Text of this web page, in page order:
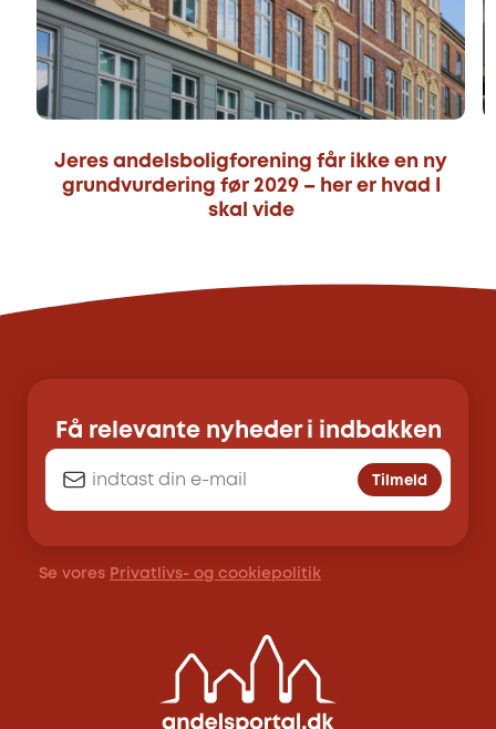
Jeres andelsboligforening får ikke en ny
grundvurdering før 2029 – her er hvad I
skal vide
Få relevante nyheder i indbakken
Tilmeld
Se vores Privatlivs- og cookiepolitik